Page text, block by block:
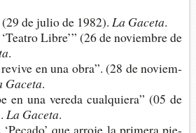
de julio de 1982). La Gaceta.
Libre’” (26 de noviem­bre de
.
en una obra”. (28 de noviem­
Gaceta.
en una vere­da cual­quie­ra” (05 de
La Gaceta.
que arro­je la pri­me­ra pie­